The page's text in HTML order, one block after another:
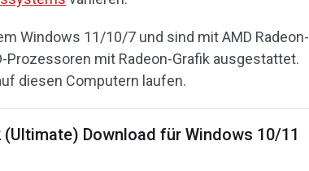
Windows 11/10/7 und sind mit AMD Radeon-
Prozessoren mit Radeon-Grafik ausgestattet.
diesen Computern laufen.
(Ultimate) Download für Windows 10/11